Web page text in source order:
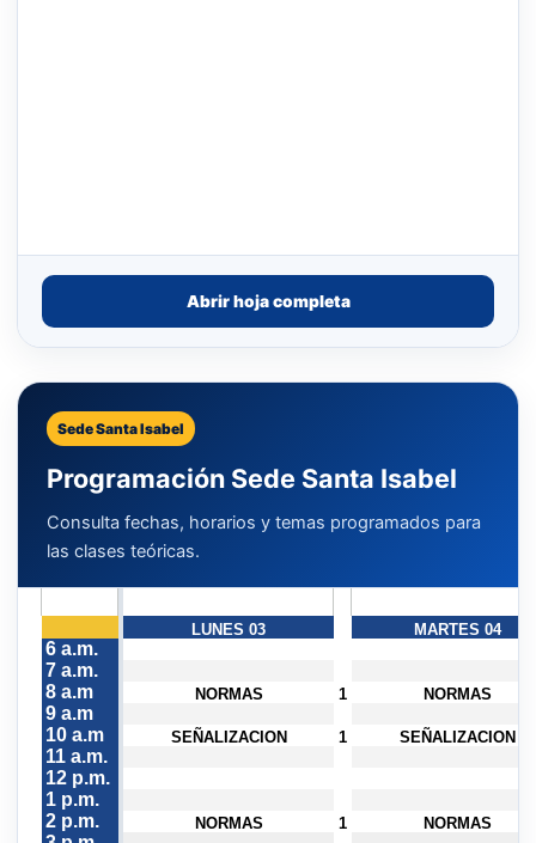
Abrir hoja completa
Sede Santa Isabel
Programación Sede Santa Isabel
Consulta fechas, horarios y temas programados para
las clases teóricas.